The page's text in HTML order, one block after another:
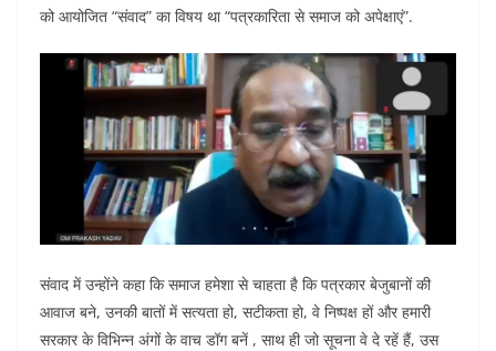
को आयोजित “संवाद” का विषय था “पत्रकारिता से समाज को अपेक्षाएं”.
संवाद में उन्होंने कहा कि समाज हमेशा से चाहता है कि पत्रकार बेजुबानों की
आवाज बने, उनकी बातों में सत्यता हो, सटीकता हो, वे निष्पक्ष हों और हमारी
सरकार के विभिन्न अंगों के वाच डॉग बनें , साथ ही जो सूचना वे दे रहें हैं, उस